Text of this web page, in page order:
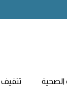
الصحية